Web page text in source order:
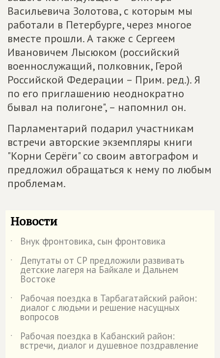
Васильевича Золотова, с которым мы
работали в Петербурге, через многое
вместе прошли. А также с Сергеем
Ивановичем Лысюком (российский
военнослужащий, полковник, Герой
Российской Федерации – Прим. ред.). Я
по его приглашению неоднократно
бывал на полигоне", – напомнил он.
Парламентарий подарил участникам
встречи авторские экземпляры книги
"Корни Серёги" со своим автографом и
предложил обращаться к нему по любым
проблемам.
Новости
˙
Внук фронтовика, сын фронтовика
˙
Депутаты от СР предложили развивать
детские лагеря на Байкале и Дальнем
Востоке
˙
Рабочая поездка в Тарбагатайский район:
диалог с людьми и решение насущных
вопросов
˙
Рабочая поездка в Кабанский район:
встречи, диалог и душевное поздравление